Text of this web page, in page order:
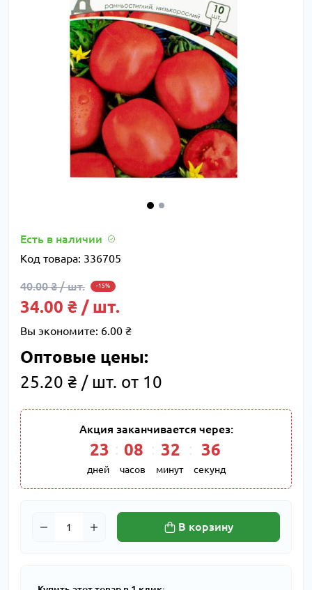
Есть в наличии
Код товара: 336705
40.00 ₴ / шт. -15%
34.00 ₴ / шт.
Вы экономите: 6.00 ₴
Оптовые цены:
25.20 ₴ / шт. от 10
Акция заканчивается через:
23
дней
08
часов
32
минут
35
секунд
В корзину